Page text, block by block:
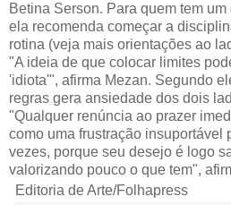
Betina Serson. Para quem tem
ela recomenda começar a
rotina (veja mais orientações ao
"A ideia de que colocar limites
'idiota'", afirma Mezan. Segundo
regras gera ansiedade dos dois
"Qualquer renúncia ao prazer
como uma frustração insuportável
vezes, porque seu desejo é logo
valorizando pouco o que tem",
Editoria de Arte/Folhapress